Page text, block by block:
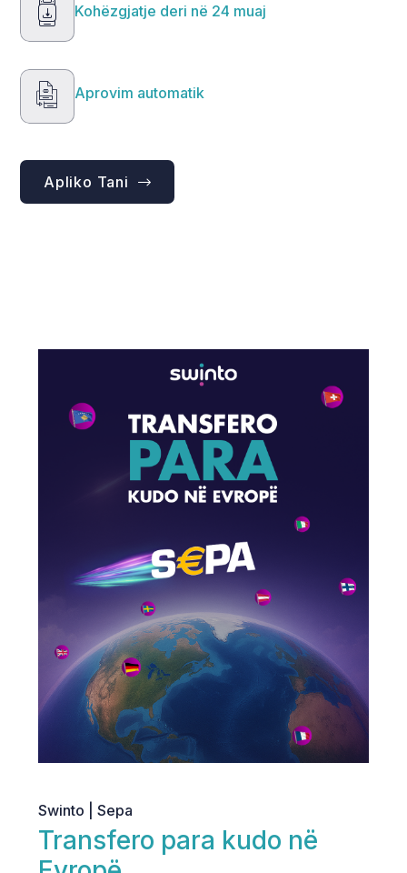
Kohëzgjatje deri në 24 muaj
Aprovim automatik
Apliko Tani
Swinto | Sepa
Transfero para kudo në